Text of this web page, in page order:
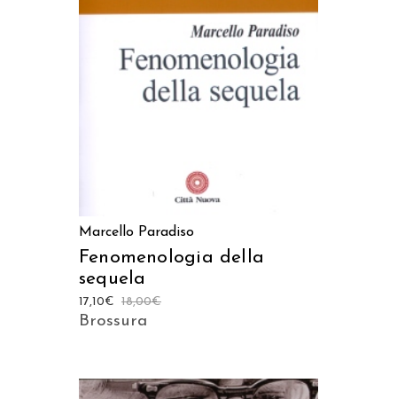
AGGIUNGI AL CARRELLO
Marcello Paradiso
Fenomenologia della
sequela
18,00€
17,10€
Brossura